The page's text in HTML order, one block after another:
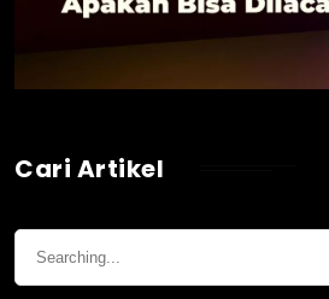
Cari Artikel